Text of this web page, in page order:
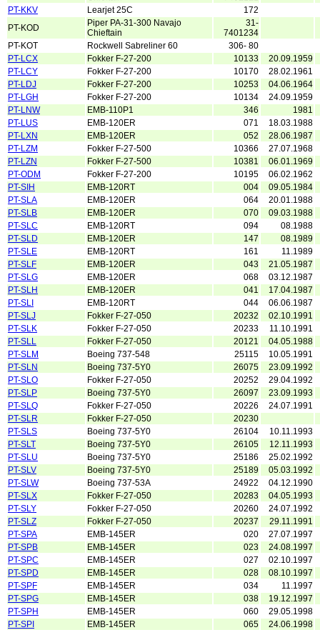
PT-KKV
Learjet 25C
172
PT-KOD
Piper PA-31-300 Navajo
Chieftain
31-
7401234
PT-KOT
Rockwell Sabreliner 60
306- 80
PT-LCX
Fokker F-27-200 10133
20.09.1959
PT-LCY
Fokker F-27-200 10170
28.02.1961
PT-LDJ
Fokker F-27-200 10253
04.06.1964
PT-LGH
Fokker F-27-200 10134
24.09.1959
PT-LNW
EMB-110P1 346
1981
PT-LUS
EMB-120ER 071
18.03.1988
PT-LXN
EMB-120ER 052
28.06.1987
PT-LZM
Fokker F-27-500 10366
27.07.1968
PT-LZN
Fokker F-27-500 10381
06.01.1969
PT-ODM
Fokker F-27-200 10195
06.02.1962
PT-SIH
EMB-120RT 004
09.05.1984
PT-SLA
EMB-120ER 064
20.01.1988
PT-SLB
EMB-120ER 070
09.03.1988
PT-SLC
EMB-120RT 094
08.1988
PT-SLD
EMB-120ER 147
08.1989
PT-SLE
EMB-120RT 161
11.1989
PT-SLF
EMB-120ER 043
21.05.1987
PT-SLG
EMB-120ER 068
03.12.1987
PT-SLH
EMB-120ER 041
17.04.1987
PT-SLI
EMB-120RT 044
06.06.1987
PT-SLJ
Fokker F-27-050 20232
02.10.1991
PT-SLK
Fokker F-27-050 20233
11.10.1991
PT-SLL
Fokker F-27-050 20121
04.05.1988
PT-SLM
Boeing 737-548 25115
10.05.1991
PT-SLN
Boeing 737-5Y0 26075
23.09.1992
PT-SLO
Fokker F-27-050 20252
29.04.1992
PT-SLP
Boeing 737-5Y0 26097
23.09.1993
PT-SLQ
Fokker F-27-050 20226
24.07.1991
PT-SLR
Fokker F-27-050
20230
PT-SLS
Boeing 737-5Y0 26104
10.11.1993
PT-SLT
Boeing 737-5Y0 26105
12.11.1993
PT-SLU
Boeing 737-5Y0 25186
25.02.1992
PT-SLV
Boeing 737-5Y0 25189
05.03.1992
PT-SLW
Boeing 737-53A 24922
04.12.1990
PT-SLX
Fokker F-27-050 20283
04.05.1993
PT-SLY
Fokker F-27-050 20260
24.07.1992
PT-SLZ
Fokker F-27-050 20237
29.11.1991
PT-SPA
EMB-145ER 020
27.07.1997
PT-SPB
EMB-145ER 023
24.08.1997
PT-SPC
EMB-145ER 027
02.10.1997
PT-SPD
EMB-145ER 028
08.10.1997
PT-SPF
EMB-145ER 034
11.1997
PT-SPG
EMB-145ER 038
19.12.1997
PT-SPH
EMB-145ER 060
29.05.1998
PT-SPI
EMB-145ER 065
24.06.1998